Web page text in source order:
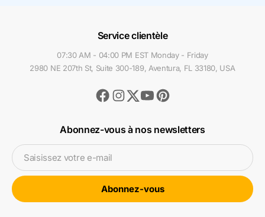
Service clientèle
07:30 AM - 04:00 PM EST Monday - Friday
2980 NE 207th St, Suite 300-189, Aventura, FL 33180, USA
Facebook
Instagram
TwitterYoutubePinterest
Abonnez-vous à nos newsletters
Saisissez votre e-mail
Abonnez-vous